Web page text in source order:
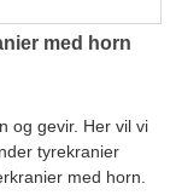
med horn
og gevir. Her vil vi
tyrekranier
med horn.